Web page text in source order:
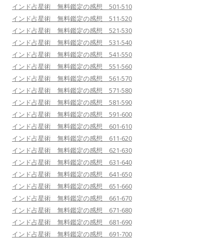
インド占星術 無料鑑定の感想 501-510
インド占星術 無料鑑定の感想 511-520
インド占星術 無料鑑定の感想 521-530
インド占星術 無料鑑定の感想 531-540
インド占星術 無料鑑定の感想 541-550
インド占星術 無料鑑定の感想 551-560
インド占星術 無料鑑定の感想 561-570
インド占星術 無料鑑定の感想 571-580
インド占星術 無料鑑定の感想 581-590
インド占星術 無料鑑定の感想 591-600
インド占星術 無料鑑定の感想 601-610
インド占星術 無料鑑定の感想 611-620
インド占星術 無料鑑定の感想 621-630
インド占星術 無料鑑定の感想 631-640
インド占星術 無料鑑定の感想 641-650
インド占星術 無料鑑定の感想 651-660
インド占星術 無料鑑定の感想 661-670
インド占星術 無料鑑定の感想 671-680
インド占星術 無料鑑定の感想 681-690
インド占星術 無料鑑定の感想 691-700